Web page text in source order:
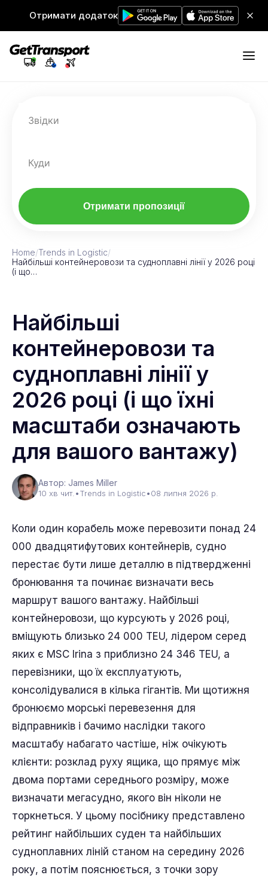
Отримати додаток
Звідки
Куди
Отримати пропозиції
Home/Trends in Logistic/
Найбільші контейнеровози та судноплавні лінії у 2026 році
(і що…
Найбільші
контейнеровози та
судноплавні лінії у
2026 році (і що їхні
масштаби означають
для вашого вантажу)
Автор: James Miller
10 хв чит. •Trends in Logistic•08 липня 2026 р.
Коли один корабель може перевозити понад 24
000 двадцятифутових контейнерів, судно
перестає бути лише деталлю в підтвердженні
бронювання та починає визначати весь
маршрут вашого вантажу. Найбільші
контейнеровози, що курсують у 2026 році,
вміщують близько 24 000 TEU, лідером серед
яких є MSC Irina з приблизно 24 346 TEU, а
перевізники, що їх експлуатують,
консолідувалися в кілька гігантів. Ми щотижня
бронюємо морські перевезення для
відправників і бачимо наслідки такого
масштабу набагато частіше, ніж очікують
клієнти: розклад руху ящика, що прямує між
двома портами середнього розміру, може
визначати мегасудно, якого він ніколи не
торкнеться. У цьому посібнику представлено
рейтинг найбільших суден та найбільших
судноплавних ліній станом на середину 2026
року, а потім пояснюється, з точки зору